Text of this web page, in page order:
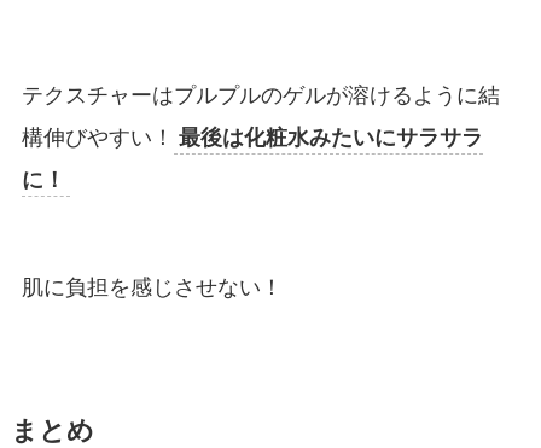
テクスチャーはプルプルのゲルが溶けるように結
構伸びやすい！ 最後は化粧水みたいにサラサラ
に！
肌に負担を感じさせない！
まとめ